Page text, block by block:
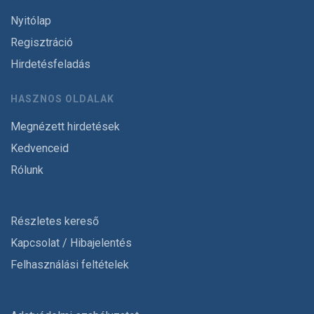
Nyitólap
Regisztráció
Hirdetésfeladás
HASZNOS OLDALAK
Megnézett hirdetések
Kedvenceid
Rólunk
Részletes kereső
Kapcsolat / Hibajelentés
Felhasználási feltételek